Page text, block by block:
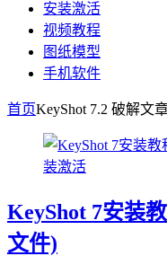
安装激活
视频教程
图纸模型
手机软件
首页KeyShot 7.2 破解文
装激活
KeyShot 7安装
文件)